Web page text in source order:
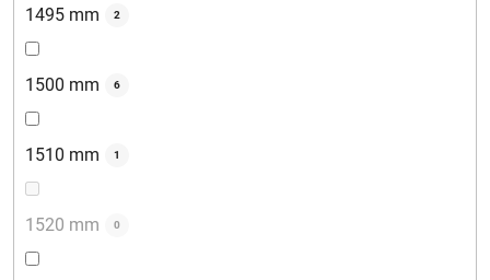
1495 mm 2
1500 mm 6
1510 mm 1
1520 mm 0